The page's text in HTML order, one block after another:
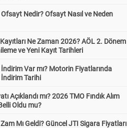
Nedir? Ofsayt Nasıl ve Neden
Ne Zaman 2026? AÖL 2. Dönem
ve Yeni Kayıt Tarihleri
Var mı? Motorin Fiyatlarında
İndirim Tarihi
Açıklandı mı? 2026 TMO Fındık Alım
Oldu mu?
Mı Geldi? Güncel JTI Sigara Fiyatları